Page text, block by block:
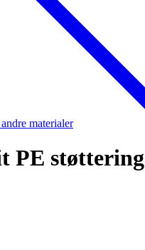
materialer
PE støttering